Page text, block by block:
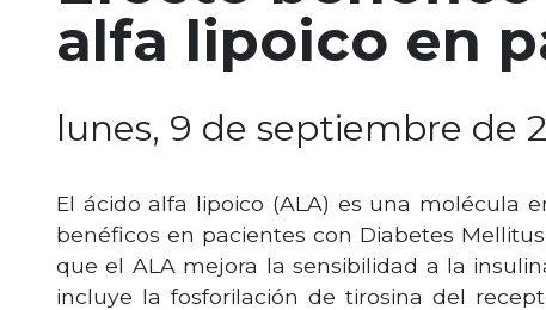
alfa lipoico en
lunes, 9 de septiembre de
El ácido alfa lipoico (ALA) es una molécula
benéficos en pacientes con Diabetes
que el ALA mejora la sensibilidad a la
incluye la fosforilación de tirosina del